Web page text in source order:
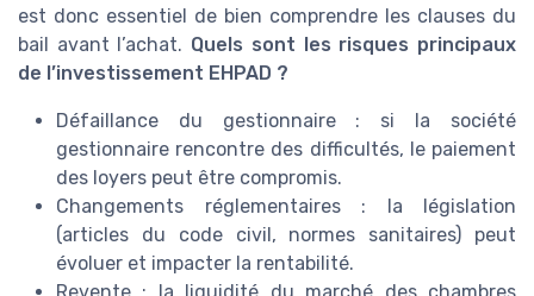
est donc essentiel de bien comprendre les clauses du
bail avant l’achat. Quels sont les risques principaux
de l’investissement EHPAD ?
Défaillance du gestionnaire : si la société
gestionnaire rencontre des difficultés, le paiement
des loyers peut être compromis.
Changements réglementaires : la législation
(articles du code civil, normes sanitaires) peut
évoluer et impacter la rentabilité.
Revente : la liquidité du marché des chambres